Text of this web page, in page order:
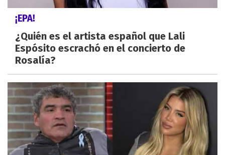
¡EPA!
¿Quién es el artista español que Lali
Espósito escrachó en el concierto de
Rosalía?